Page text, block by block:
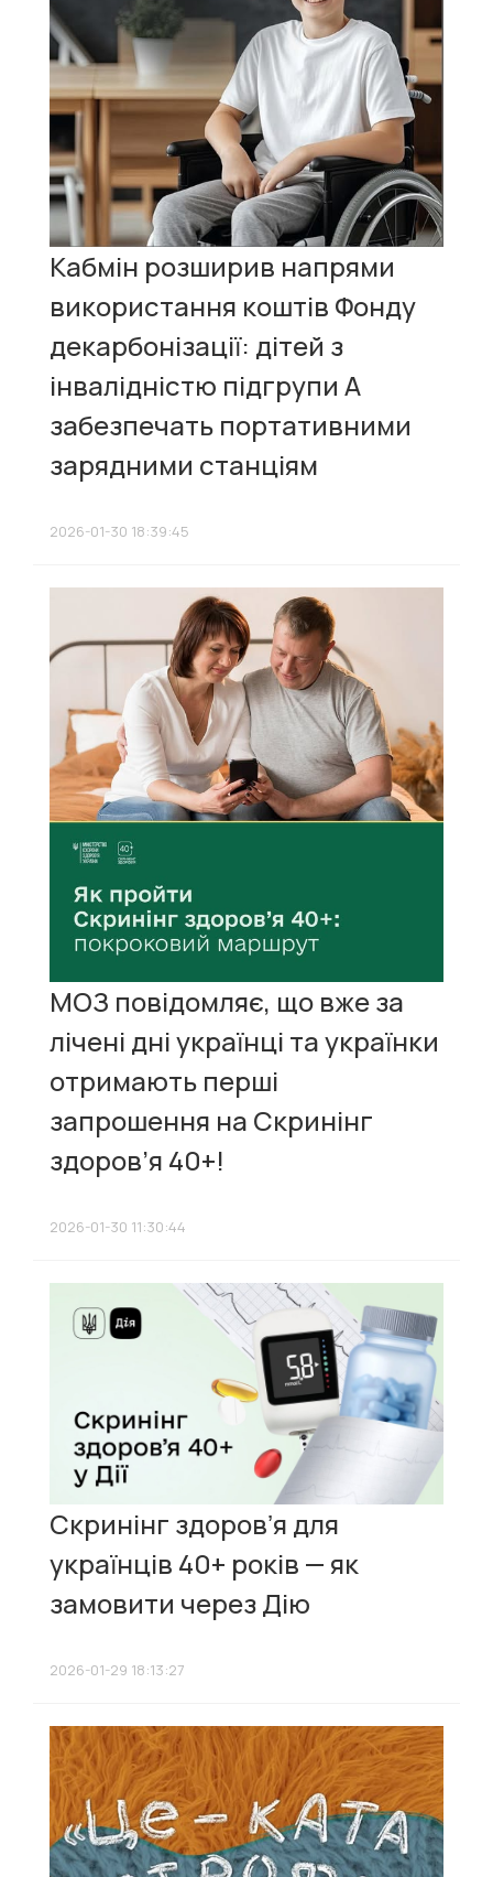
Кабмін розширив напрями
використання коштів Фонду
декарбонізації: дітей з
інвалідністю підгрупи А
забезпечать портативними
зарядними станціям
2026-01-30 18:39:45
МОЗ повідомляє, що вже за
лічені дні українці та українки
отримають перші
запрошення на Скринінг
здоров’я 40+!
2026-01-30 11:30:44
Скринінг здоровʼя для
українців 40+ років — як
замовити через Дію
2026-01-29 18:13:27